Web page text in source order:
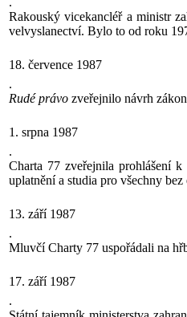
Rakouský vicekancléř a ministr
velvyslanectví. Bylo to od roku
18. července 1987
.
Rudé právo zveřejnilo návrh
1. srpna 1987
.
Charta 77 zveřejnila prohlášení
uplatnění a studia pro všechny
13. září 1987
.
Mluvčí Charty 77 uspořádali na
17. září 1987
.